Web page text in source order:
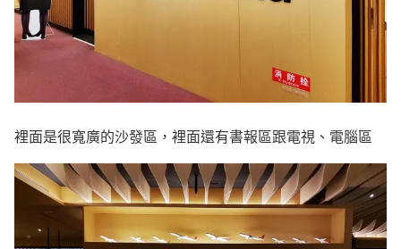
裡面是很寬廣的沙發區，裡面還有書報區跟電視、電腦區